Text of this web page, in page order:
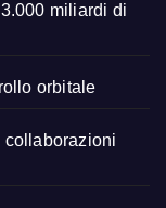
miliardi di
orbitale
collaborazioni